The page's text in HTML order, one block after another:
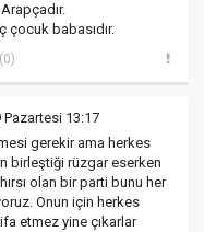
çocuk babasıdır.
(0)
13:17
gerekir ama herkes
birleştiği rüzgar eserken
olan bir parti bunu her
Onun için herkes
etmez yine çıkarlar